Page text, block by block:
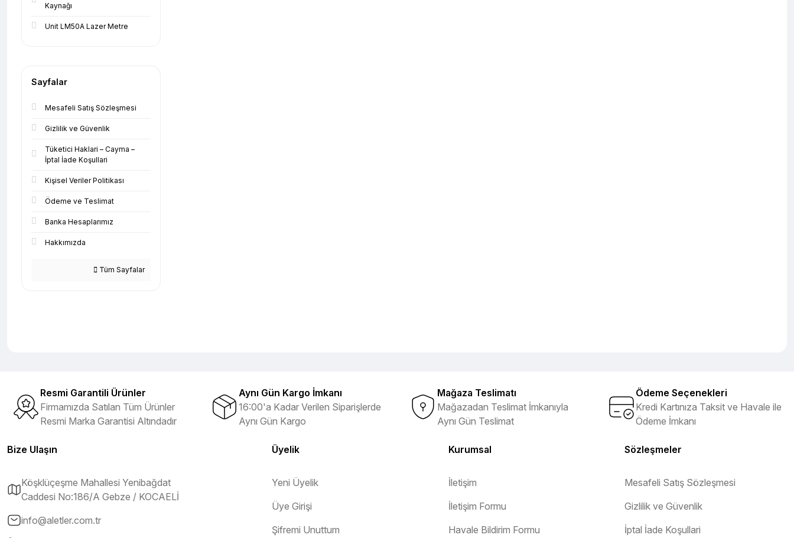
Kaynağı
Unit LM50A Lazer Metre
Sayfalar
Mesafeli Satış Sözleşmesi
Gizlilik ve Güvenlik
Tüketici Haklari – Cayma –
İptal İade Koşullari
Kişisel Veriler Politikası
Ödeme ve Teslimat
Banka Hesaplarımız
Hakkımızda
Tüm Sayfalar
Resmi Garantili Ürünler
Firmamızda Satılan Tüm Ürünler
Resmi Marka Garantisi Altındadır
Aynı Gün Kargo İmkanı
16:00'a Kadar Verilen Siparişlerde
Aynı Gün Kargo
Mağaza Teslimatı
Mağazadan Teslimat İmkanıyla
Aynı Gün Teslimat
Ödeme Seçenekleri
Kredi Kartınıza Taksit ve Havale ile
Ödeme İmkanı
Bize Ulaşın
Köşklüçeşme Mahallesi Yenibağdat
Caddesi No:186/A Gebze / KOCAELİ
info@aletler.com.tr
Üyelik
Yeni Üyelik
Üye Girişi
Şifremi Unuttum
Kurumsal
İletişim
İletişim Formu
Havale Bildirim Formu
Sözleşmeler
Mesafeli Satış Sözleşmesi
Gizlilik ve Güvenlik
İptal İade Koşullari